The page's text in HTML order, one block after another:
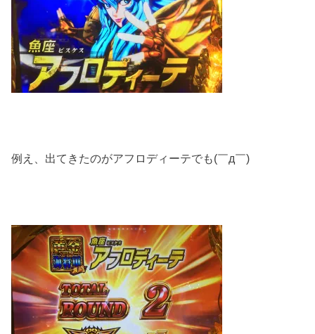
例え、出てきたのがアフロディーテでも(￣д￣)